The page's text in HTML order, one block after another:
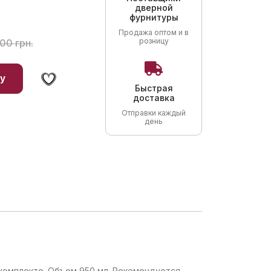
грн.
дверной
фурнитуры
Продажа оптом и в
розницу
Быстрая
доставка
Отправки каждый
день